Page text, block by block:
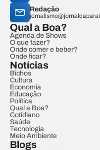
Redação
Qual a Boa?
Agenda de Shows
O que fazer?
Onde comer e beber?
Onde ficar?
Notícias
Bichos
Cultura
Economia
Educação
Política
Qual a Boa?
Cotidiano
Saúde
Tecnologia
Meio Ambiente
Blogs